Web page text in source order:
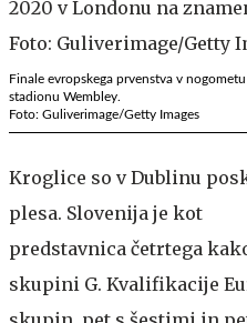
Finale evropskega prvenstva v
stadionu Wembley.
Foto: Guliverimage/Getty Images
Kroglice so v Dublinu
plesa. Slovenija je kot
predstavnica četrtega
skupini G. Kvalifikacije